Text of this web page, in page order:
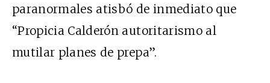
paranormales atisbó de inmediato que
“Propicia Calderón autoritarismo al
mutilar planes de prepa”.